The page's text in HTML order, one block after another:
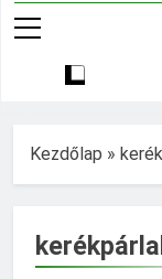
Kezdőlap »